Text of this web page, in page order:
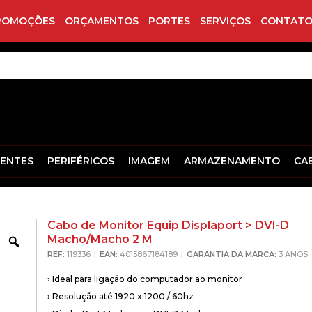
ORÇAMENTOS PORTES SERVIÇOS
PERIFÉRICOS IMAGEM ARMAZENAMENTO
Zoom
Cabo de Monitor Equip Displaport > DVI-D
Macho/Macho 2 M
REF: 119336 EAN: 4015867184189 GARANTIA DA MARCA: 3 ANOS
› Ideal para ligação do computador ao monitor
› Resolução até 1920 x 1200 / 60hz